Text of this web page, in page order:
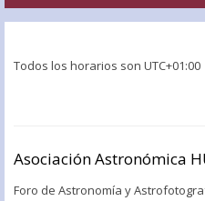
Todos los horarios son UTC+01:00
Asociación Astronómica
Foro de Astronomía y